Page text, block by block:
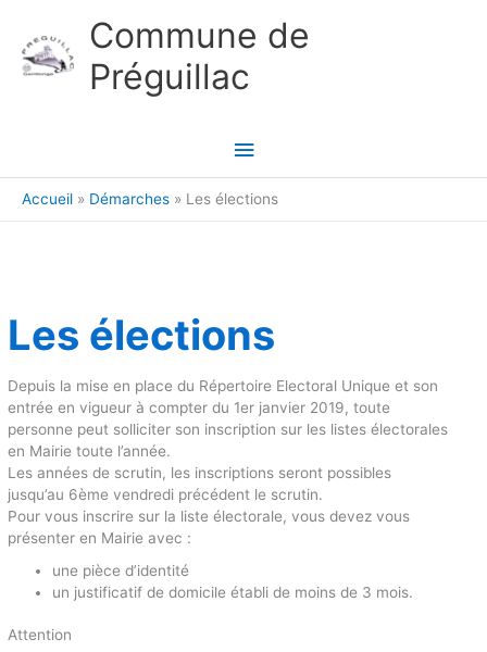
Commune de
Préguillac
Menu
principal
Accueil Démarches Les élections
Les élections
Depuis la mise en place du Répertoire Electoral Unique et son
entrée en vigueur à compter du 1er janvier 2019, toute
personne peut solliciter son inscription sur les listes électorales
en Mairie toute l’année.
Les années de scrutin, les inscriptions seront possibles
jusqu’au 6ème vendredi précédent le scrutin.
Pour vous inscrire sur la liste électorale, vous devez vous
présenter en Mairie avec :
une pièce d’identité
un justificatif de domicile établi de moins de 3 mois.
Attention